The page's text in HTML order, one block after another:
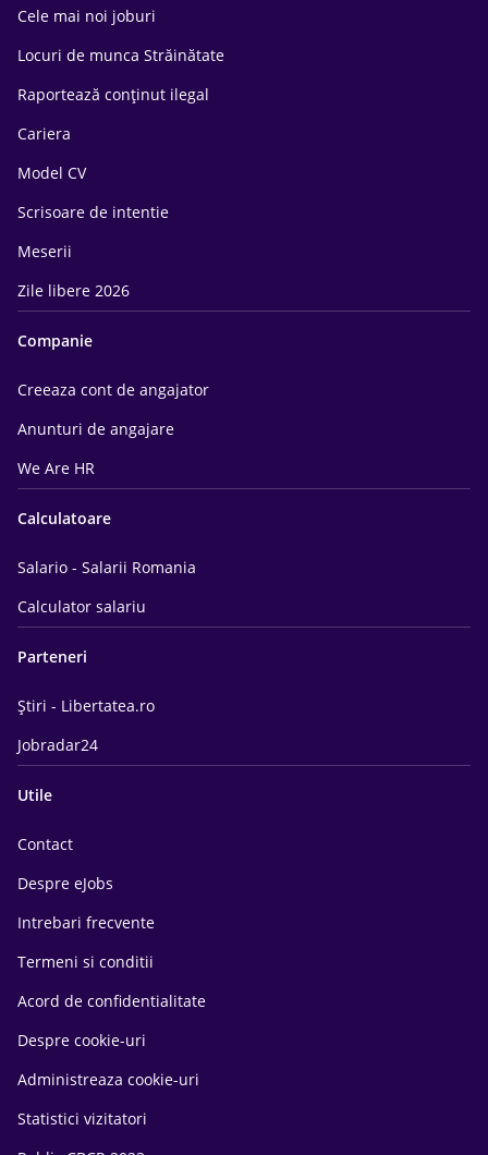
Cele mai noi joburi
Locuri de munca Străinătate
Raportează conținut ilegal
Cariera
Model CV
Scrisoare de intentie
Meserii
Zile libere 2026
Companie
Creeaza cont de angajator
Anunturi de angajare
We Are HR
Calculatoare
Salario - Salarii Romania
Calculator salariu
Parteneri
Știri - Libertatea.ro
Jobradar24
Utile
Contact
Despre eJobs
Intrebari frecvente
Termeni si conditii
Acord de confidentialitate
Despre cookie-uri
Administreaza cookie-uri
Statistici vizitatori